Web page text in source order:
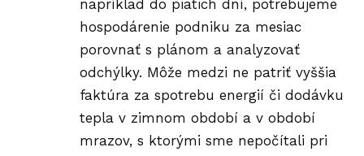
napríklad do piatich dní, potrebujeme
hospodárenie podniku za mesiac
porovnať s plánom a analyzovať
odchýlky. Môže medzi ne patriť vyššia
faktúra za spotrebu energií či dodávku
tepla v zimnom období a v období
mrazov, s ktorými sme nepočítali pri